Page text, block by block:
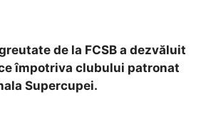
de la FCSB a dezvăluit
împotriva clubului patronat
Supercupei.